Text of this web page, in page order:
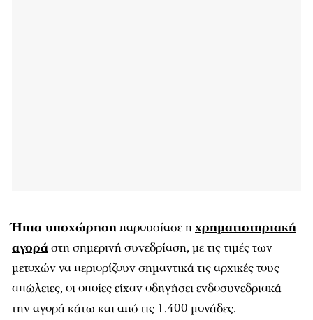
Ήπια υποχώρησηπαρουσίασε ηχρηματιστηριακή
αγοράστη σημερινή συνεδρίαση, με τις τιμές των
μετοχών να περιορίζουν σημαντικά τις αρχικές τους
απώλειες, οι οποίες είχαν οδηγήσει ενδοσυνεδριακά
την αγορά κάτω και από τις 1.400 μονάδες.